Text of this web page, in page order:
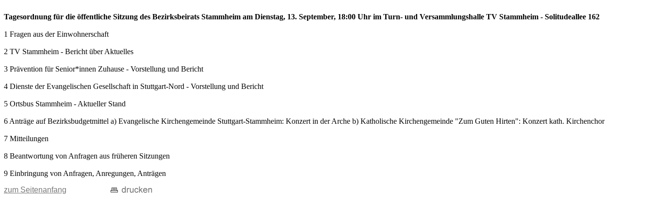
Tagesordnung für die öffentliche Sitzung des Bezirksbeirats Stammheim am Dienstag, 13. September, 18:00 Uhr im Turn- und Versammlungshalle TV Stammheim - Solitudeallee 162
1 Fragen aus der Einwohnerschaft
2 TV Stammheim - Bericht über Aktuelles
3 Prävention für Senior*innen Zuhause - Vorstellung und Bericht
4 Dienste der Evangelischen Gesellschaft in Stuttgart-Nord - Vorstellung und Bericht
5 Ortsbus Stammheim - Aktueller Stand
6 Anträge auf Bezirksbudgetmittel a) Evangelische Kirchengemeinde Stuttgart-Stammheim: Konzert in der Arche b) Katholische Kirchengemeinde "Zum Guten Hirten": Konzert kath. Kirchenchor
7 Mitteilungen
8 Beantwortung von Anfragen aus früheren Sitzungen
9 Einbringung von Anfragen, Anregungen, Anträgen
zum Seitenanfang